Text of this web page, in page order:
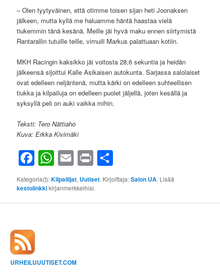
– Olen tyytyväinen, että otimme toisen sijan heti Joonaksen
jälkeen, mutta kyllä me haluamme häntä haastaa vielä
tiukemmin tänä kesänä. Meille jäi hyvä maku ennen siirtymistä
Rantarallin tutuille teille, virnuili Markus palattuaan kotiin.
MKH Racingin kaksikko jäi voitosta 28,6 sekuntia ja heidän
jälkeensä sijoittui Kalle Asikaisen autokunta. Sarjassa salolaiset
ovat edelleen neljäntenä, mutta kärki on edelleen suhteellisen
tiukka ja kilpailuja on edelleen puolet jäljellä, joten kesällä ja
syksyllä peli on auki vaikka mihin.
Teksti: Tero Nättiaho
Kuva: Erkka Kivimäki
Facebook
WhatsApp
Email
Print
Kategoria(t):Kilpailijat, Uutiset. Kirjoittaja:Salon UA. Lisää
kestolinkkikirjanmerkkeihisi.
URHEILUUUTISET.COM